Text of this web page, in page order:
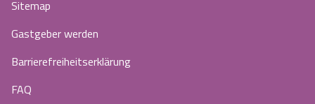
Sitemap
Gastgeber werden
Barrierefreiheitserklärung
FAQ